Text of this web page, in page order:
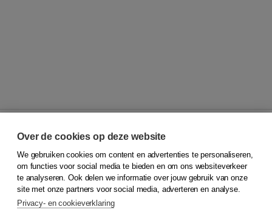
© 2026Koninklijke Boom uitgevers
Klantenservice
Service & informatie
Contact
Over de cookies op deze website
We gebruiken cookies om content en advertenties te personaliseren,
om functies voor social media te bieden en om ons websiteverkeer
te analyseren. Ook delen we informatie over jouw gebruik van onze
site met onze partners voor social media, adverteren en analyse.
Privacy- en cookieverklaring